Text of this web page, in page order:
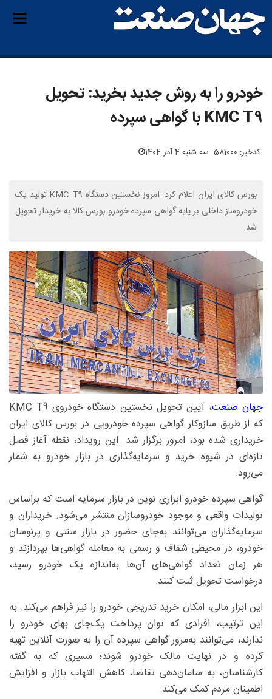
خودرو را به روش جدید بخرید: تحویل
KMC T9 با گواهی سپرده
کدخبر: 581000 سه شنبه 4 آذر 1404
بورس کالای ایران اعلام کرد: امروز نخستین دستگاه KMC T9 تولید یک
خودروساز داخلی بر پایه گواهی سپرده خودرو بورس کالا به خریدار تحویل
شد.
جهان صنعت
، آیین تحویل نخستین دستگاه خودروی KMC T9
که از طریق سازوکار گواهی سپرده خودرویی در بورس کالای ایران
خریداری شده بود، امروز برگزار شد. این رویداد، نقطه آغاز فصل
تازه‌ای در شیوه خرید و سرمایه‌گذاری در بازار خودرو به شمار
می‌رود.
گواهی سپرده خودرو ابزاری نوین در بازار سرمایه است که براساس
تولیدات واقعی و موجود خودروسازان منتشر می‌شود. خریداران و
سرمایه‌گذاران می‌توانند به‌جای حضور در بازار سنتی و پرنوسان
خودرو، در محیطی شفاف و رسمی به معامله گواهی‌ها بپردازند و
هر زمان تعداد گواهی‌های آن‌ها به‌اندازه یک خودرو رسید،
درخواست تحویل ثبت کنند.
این ابزار مالی، امکان خرید تدریجی خودرو را نیز فراهم می‌کند. به
این ترتیب، افرادی که توان پرداخت یک‌جای بهای خودرو را
ندارند، می‌توانند به‌مرور گواهی سپرده آن را به صورت آنلاین تهیه
کرده و در نهایت مالک خودرو شوند؛ مسیری که به گفته
کارشناسان، به سامان‌دهی تقاضا، کاهش التهاب بازار و افزایش
اطمینان مردم کمک می‌کند.